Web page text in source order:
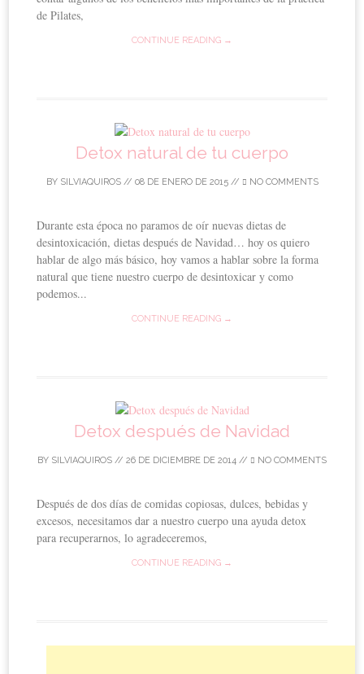
de Pilates,
CONTINUE READING →
Detox natural de tu cuerpo
BY SILVIAQUIROS// 08 DE ENERO DE 2015// NO COMMENTS
Durante esta época no paramos de oír nuevas dietas de
desintoxicación, dietas después de Navidad… hoy os quiero
hablar de algo más básico, hoy vamos a hablar sobre la forma
natural que tiene nuestro cuerpo de desintoxicar y como
podemos...
CONTINUE READING →
Detox después de Navidad
BY SILVIAQUIROS // 26 DE DICIEMBRE DE 2014 // NO COMMENTS
Después de dos días de comidas copiosas, dulces, bebidas y
excesos, necesitamos dar a nuestro cuerpo una ayuda detox
para recuperarnos, lo agradeceremos,
CONTINUE READING →